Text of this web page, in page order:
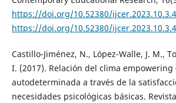
https://doi.org/10.52380/
https://doi.org/10.52380/
Castillo-Jiménez, N., López-Walle, J. M.,
I. (2017). Relación del clima
autodeterminada a través de la
necesidades psicológicas básicas.